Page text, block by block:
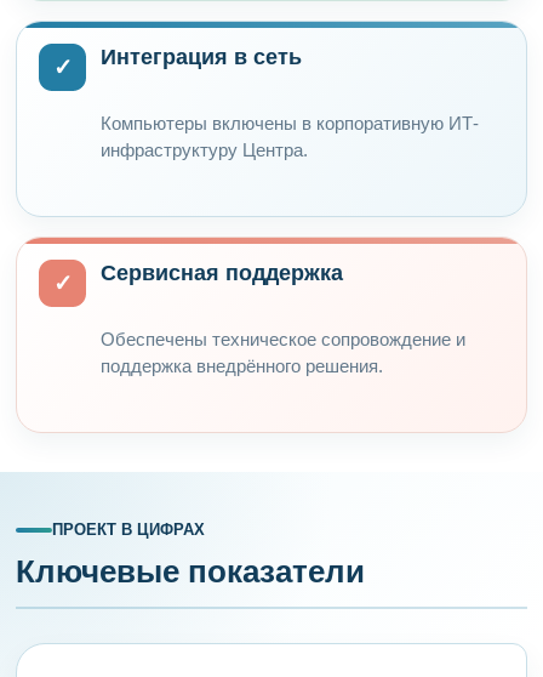
✓ Интеграция в сеть
Компьютеры включены в корпоративную ИТ-
инфраструктуру Центра.
✓ Сервисная поддержка
Обеспечены техническое сопровождение и
поддержка внедрённого решения.
ПРОЕКТ В ЦИФРАХ
Ключевые показатели